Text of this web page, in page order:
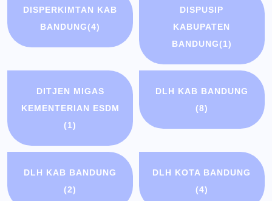
DISPERKIMTAN KAB
BANDUNG(4)
DISPUSIP
KABUPATEN
BANDUNG(1)
DITJEN MIGAS
KEMENTERIAN ESDM
(1)
DLH KAB BANDUNG
(8)
DLH KAB BANDUNG
(2)
DLH KOTA BANDUNG
(4)